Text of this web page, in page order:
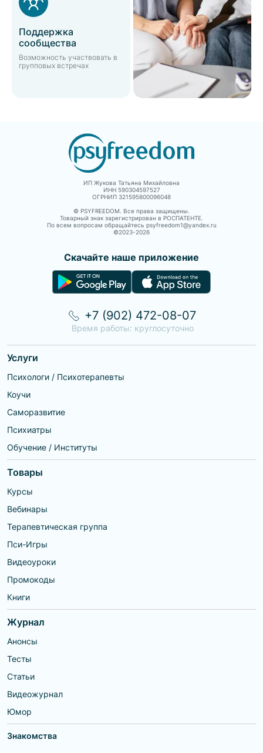
Поддержка
сообщества
Возможность участвовать в
групповых встречах
ИП Жукова Татьяна Михайловна
ИНН 590304597527
ОГРНИП 321595800096048
© PSYFREEDOM. Все права защищены.
Товарный знак зарегистрирован в РОСПАТЕНТЕ.
По всем вопросам обращайтесь psyfreedom1@yandex.ru
©2023-2026
Скачайте наше приложение
Услуги
Психологи / Психотерапевты
Коучи
Саморазвитие
Психиатры
Обучение / Институты
Товары
Курсы
Вебинары
Терапевтическая группа
Пси-Игры
Видеоуроки
Промокоды
Книги
Журнал
Анонсы
Тесты
Статьи
Видеожурнал
Юмор
Знакомства
+7 (902) 472-08-07
Время работы: круглосуточно